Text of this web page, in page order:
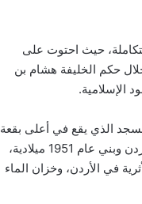
حيث احتوت على
حكم الخليفة هشام بن
الإسلامية.
الذي يقع في أعلى بقعة
من الجبل إلى الجنوب من القصر الأموي، ومتحف الآثار الذي يعتبر أول متحف أقيم في الأردن وبني عام 1951 ميلادية،
في الأردن، وخزان الماء